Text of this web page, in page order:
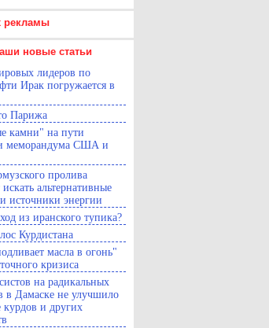
рекламы
новые статьи
лидеров по
Ирак погружается в
Парижа
камни" на пути
меморандума США и
пролива
альтернативные
источники энергии
из иранского тупика?
Курдистана
масла в огонь"
кризиса
на радикальных
в Дамаске не улучшило
и других